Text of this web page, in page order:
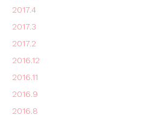
2017.4
2017.3
2017.2
2016.12
2016.11
2016.9
2016.8